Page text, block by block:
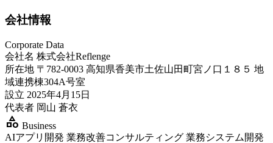
会社情報
Corporate Data
会社名 株式会社Reflenge
所在地 〒782-0003 高知県香美市土佐山田町宮ノ口１８５ 地
域連携棟304A号室
設立 2025年4月15日
代表者 岡山 蒼衣
category Business
AIアプリ開発 業務改善コンサルティング 業務システム開発